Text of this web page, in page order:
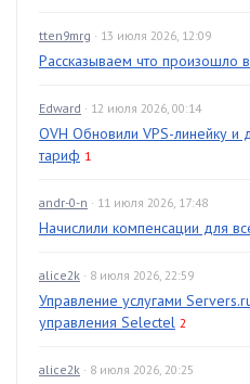
tten9mrg · 13 июля 2026, 12:09
Рассказываем что произошло
Edward · 12 июля 2026, 00:14
OVH Обновили VPS-линейку и
тариф 1
andr-0-n · 11 июля 2026, 17:48
Начислили компенсации для
alice2k · 8 июля 2026, 22:59
Управление услугами
управления Selectel 2
alice2k · 8 июля 2026, 20:25